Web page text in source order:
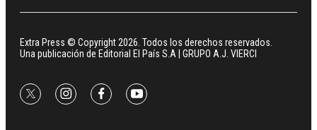
Extra Press © Copyright 2026. Todos los derechos reservados.
Una publicación de Editorial El País S.A | GRUPO A.J. VIERCI
twitterinstagramfacebookyoutube